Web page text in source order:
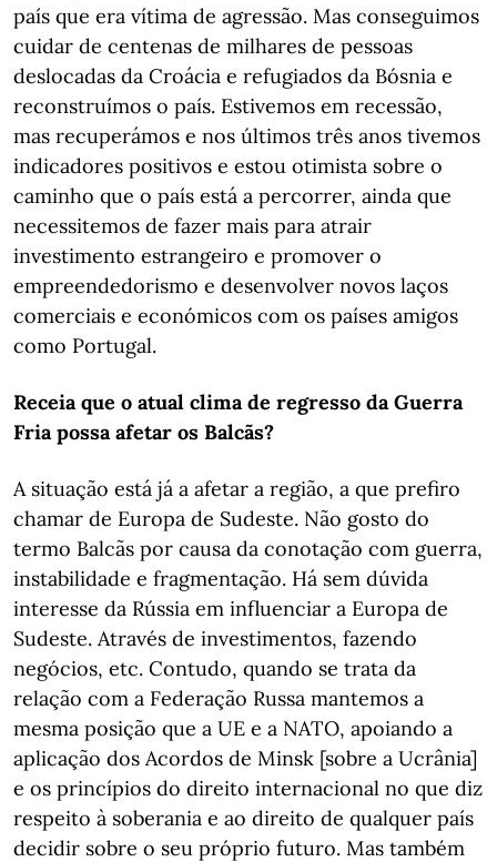
país que era vítima de agressão. Mas conseguimos
cuidar de centenas de milhares de pessoas
deslocadas da Croácia e refugiados da Bósnia e
reconstruímos o país. Estivemos em recessão,
mas recuperámos e nos últimos três anos tivemos
indicadores positivos e estou otimista sobre o
caminho que o país está a percorrer, ainda que
necessitemos de fazer mais para atrair
investimento estrangeiro e promover o
empreendedorismo e desenvolver novos laços
comerciais e económicos com os países amigos
como Portugal.
Receia que o atual clima de regresso da Guerra
Fria possa afetar os Balcãs?
A situação está já a afetar a região, a que prefiro
chamar de Europa de Sudeste. Não gosto do
termo Balcãs por causa da conotação com guerra,
instabilidade e fragmentação. Há sem dúvida
interesse da Rússia em influenciar a Europa de
Sudeste. Através de investimentos, fazendo
negócios, etc. Contudo, quando se trata da
relação com a Federação Russa mantemos a
mesma posição que a UE e a NATO, apoiando a
aplicação dos Acordos de Minsk [sobre a Ucrânia]
e os princípios do direito internacional no que diz
respeito à soberania e ao direito de qualquer país
decidir sobre o seu próprio futuro. Mas também